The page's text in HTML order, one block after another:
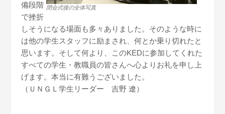
閉会式後の全体写真
備段階
で挫折
しそうになる場面も多々ありました 。そのような時に
は他の学生スタッフに励まされ、何とか乗り切れたと
思います。そして何より、このKEDに参加してくれた
すべての学生・教職員の皆さんへ心よりお礼を申し上
げます。本当に有難うございました。
（ＵＮＧＬ学生リーダー 吉野 遼）